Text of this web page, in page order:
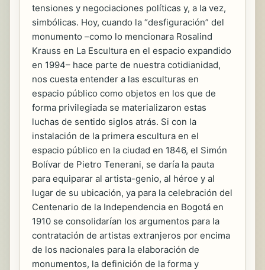
tensiones y negociaciones políticas y, a la vez,
simbólicas. Hoy, cuando la “desfiguración” del
monumento –como lo mencionara Rosalind
Krauss en La Escultura en el espacio expandido
en 1994– hace parte de nuestra cotidianidad,
nos cuesta entender a las esculturas en
espacio público como objetos en los que de
forma privilegiada se materializaron estas
luchas de sentido siglos atrás. Si con la
instalación de la primera escultura en el
espacio público en la ciudad en 1846, el Simón
Bolívar de Pietro Tenerani, se daría la pauta
para equiparar al artista-genio, al héroe y al
lugar de su ubicación, ya para la celebración del
Centenario de la Independencia en Bogotá en
1910 se consolidarían los argumentos para la
contratación de artistas extranjeros por encima
de los nacionales para la elaboración de
monumentos, la definición de la forma y